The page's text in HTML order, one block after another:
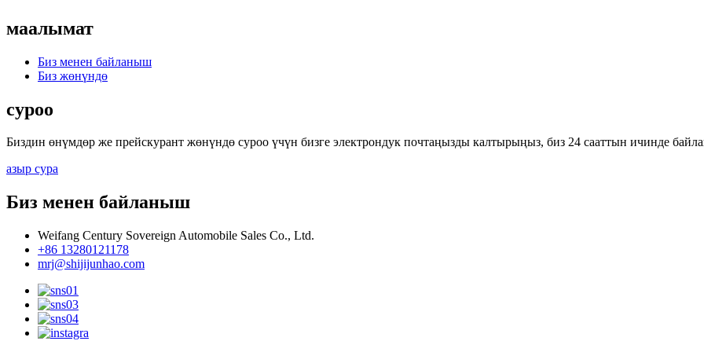
маалымат
Биз менен байланыш
Биз жөнүндө
суроо
Биздин өнүмдөр же прейскурант жөнүндө суроо үчүн бизге электрондук почтаңызды калтырыңыз, биз 24 сааттын ичинде
азыр сура
Биз менен байланыш
Weifang Century Sovereign Automobile Sales Co., Ltd.
+86 13280121178
mrj@shijijunhao.com